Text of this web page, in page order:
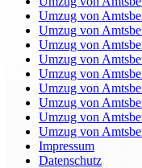
Umzug von
Umzug von
Umzug von
Umzug von
Umzug von
Umzug von
Umzug von
Umzug von
Umzug von
Impressum
Datenschutz